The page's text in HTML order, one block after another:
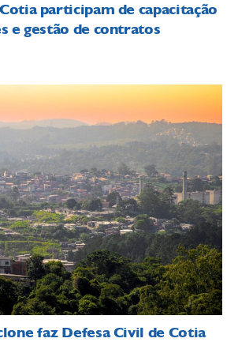
participam de capacitação
e gestão de contratos
faz Defesa Civil de Cotia